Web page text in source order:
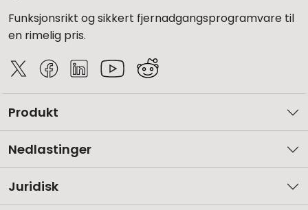
Funksjonsrikt og sikkert fjernadgangsprogramvare til
en rimelig pris.
Produkt
Nedlastinger
Juridisk